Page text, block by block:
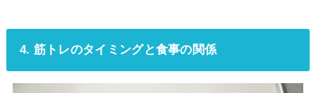
4. 筋トレのタイミングと食事の関係